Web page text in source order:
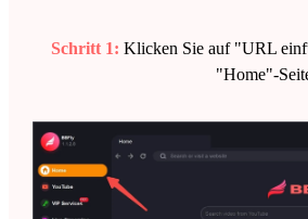
Schritt 1: Klicken Sie auf "URL
"Home"-